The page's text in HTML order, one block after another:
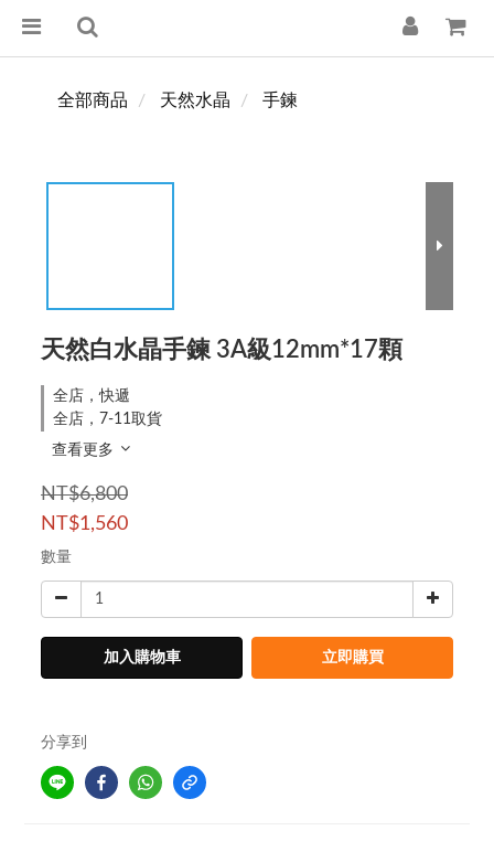
全部商品 天然水晶 手鍊
天然白水晶手鍊 3A級12mm*17顆
全店，快遞
全店，7-11取貨
查看更多
NT$6,800
NT$1,560
數量
加入購物車 立即購買
分享到